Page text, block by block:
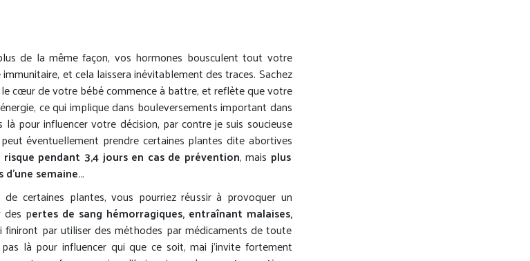
de la même façon, vos hormones bousculent tout votre
et cela laissera inévitablement des traces. Sachez
le cœur de votre bébé commence à battre, et reflète que votre
ce qui implique dans bouleversements important dans
pour influencer votre décision, par contre je suis soucieuse
éventuellement prendre certaines plantes dite abortives
pendant 3,4 jours en cas de prévention, mais plus
semaine...
de certaines plantes, vous pourriez réussir à provoquer un
des pertes de sang hémorragiques, entraînant malaises,
finiront par utiliser des méthodes par médicaments de toute
là pour influencer qui que ce soit, mai j’invite fortement